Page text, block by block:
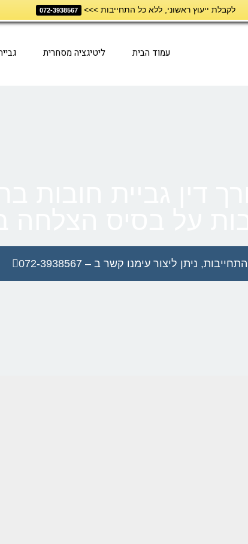
לקבלת ייעוץ ראשוני, ללא כל התחייבות >>> 072-3938567
עמוד הבית ליטיגציה מסחרית
ניתן ליצור עימנו קשר ב – 072-3938567